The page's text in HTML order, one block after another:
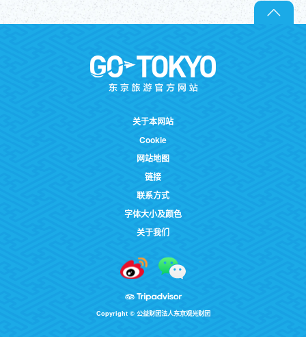
关于本网站
Cookie
网站地图
链接
联系方式
字体大小及颜色
关于我们
Copyright © 公益财团法人东京观光财团